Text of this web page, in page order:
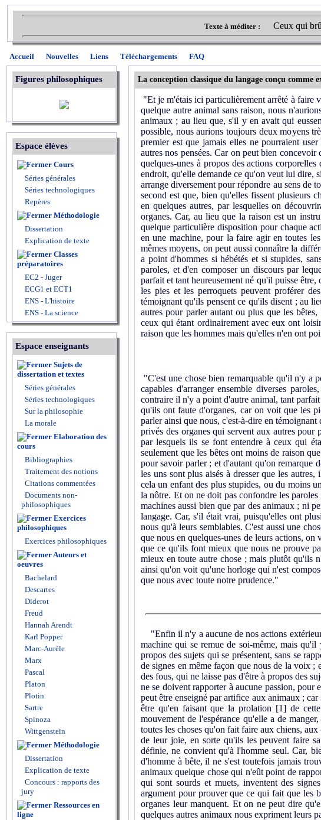
Texte à méditer : Ceux qui
Accueil Nouvelles Liens Téléchargements FAQ
Figures philosophiques
Espace élèves
Cours
Séries générales
Séries technologiques
Repères
Méthodologie
Dissertation
Explication de texte
Classes
préparatoires
EC2 - Juger
ECG1 et ECT1
ENS - L'histoire
ENS - La science
Espace enseignants
Sujets de
dissertation et textes
Séries générales
Séries technologiques
Sur la philosophie
La morale
Elaboration des
cours
Bibliographies
Traitement des notions
Citations commentées
Documents non-
philosophiques
Exercices
philosophiques
Exercices philosophiques
Auteurs et
oeuvres
Bachelard
Descartes
Diderot
Freud
Hannah Arendt
Karl Popper
Marc-Aurèle
Marx
Pascal
Platon
Plotin
Sartre
Spinoza
Wittgenstein
Méthodologie
Dissertation
Explication de texte
Concours : rapports des
jury
Ressources en
ligne
La conception classique du langage conçu comme
"Et je m'étais ici particulièrement arrêté à faire
quelque autre animal sans raison, nous
animaux ; au lieu que, s'il y en avait qui
possible, nous aurions toujours deux moyens
premier est que jamais elles ne pourraient
autres nos pensées. Car on peut bien
quelques-unes à propos des actions
endroit, qu'elle demande ce qu'on veut lui dire,
arrange diversement pour répondre au sens de
second est que, bien qu'elles fissent plusieurs
en quelques autres, par lesquelles on
organes. Car, au lieu que la raison est un
quelque particulière disposition pour chaque
en une machine, pour la faire agir en toutes
mêmes moyens, on peut aussi connaître la
a point d'hommes si hébétés et si stupides,
paroles, et d'en composer un discours par
parfait et tant heureusement né qu'il puisse
les pies et les perroquets peuvent proférer
témoignant qu'ils pensent ce qu'ils disent ; au
autres pour parler autant ou plus que les
ceux qui étant ordinairement avec eux ont
raison que les hommes mais qu'elles n'en ont
"C'est une chose bien remarquable qu'il n'y a
capables d'arranger ensemble diverses
contraire il n'y a point d'autre animal, tant
qu'ils ont faute d'organes, car on voit que les
parler ainsi que nous, c'est-à-dire en
privés des organes qui servent aux autres pour
par lesquels ils se font entendre à ceux qui
seulement que les bêtes ont moins de raison
pour savoir parler ; et d'autant qu'on remarque
les uns sont plus aisés à dresser que les
cela un enfant des plus stupides, ou du moins
la nôtre. Et on ne doit pas confondre les
machines aussi bien que par des animaux ; ni
langage. Car, s'il était vrai, puisqu'elles ont
nous qu'à leurs semblables. C'est aussi une
que nous en quelques-unes de leurs actions,
que ce qu'ils font mieux que nous ne prouve
mieux en toute autre chose ; mais plutôt qu'ils
ainsi qu'on voit qu'une horloge qui n'est
que nous avec toute notre prudence."
"Enfin il n'y a aucune de nos actions
machine qui se remue de soi-même, mais
propos des sujets qui se présentent, sans se
de signes en même façon que nous de la voix ;
des fous, qui ne laisse pas d'être à propos des
ne se doivent rapporter à aucune passion, pour
peut être enseigné par artifice aux animaux ;
être qu'en faisant que la prolation [1]de cette
mouvement de l'espérance qu'elle a de
toutes les choses qu'on fait faire aux chiens,
de leur joie, en sorte qu'ils les peuvent faire
définie, ne convient qu'à l'homme seul. Car,
d'homme à bête, il ne s'est toutefois jamais
animaux quelque chose qui n'eût point de
qui sont sourds et muets, inventent des
argument pour prouver que ce qui fait que les
organes leur manquent. Et on ne peut dire
quelques autres animaux nous expriment leurs